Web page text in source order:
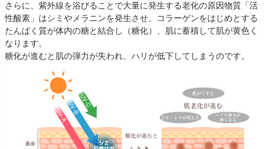
さらに、紫外線を浴びることで大量に発生する老化の原因物質「活
性酸素」はシミやメラニンを発生させ、コラーゲンをはじめとする
たんぱく質が体内の糖と結合し（糖化）、肌に蓄積して肌が黄色く
なります。
糖化が進むと肌の弾力が失われ、ハリが低下してしまうのです。